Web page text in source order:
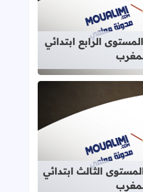
قراءة المزيد عن سور القرآن الكريم
الرابع ابتدائي
قراءة المزيد عن سور القرآن الكريم
الثالث ابتدائي